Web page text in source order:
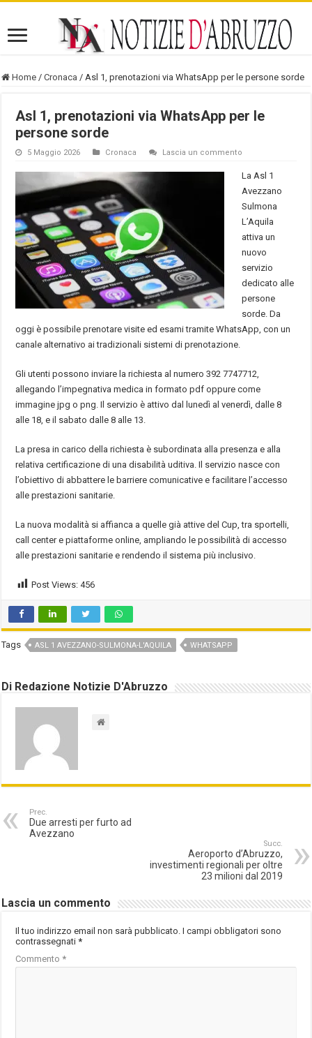
Home / Cronaca / Asl 1, prenotazioni via WhatsApp per le persone sorde
Asl 1, prenotazioni via WhatsApp per le
persone sorde
5 Maggio 2026 Cronaca Lascia un commento
La Asl 1
Avezzano
Sulmona
L’Aquila
attiva un
nuovo
servizio
dedicato alle
persone
sorde. Da
oggi è possibile prenotare visite ed esami tramite WhatsApp, con un
canale alternativo ai tradizionali sistemi di prenotazione.
Gli utenti possono inviare la richiesta al numero 392 7747712,
allegando l’impegnativa medica in formato pdf oppure come
immagine jpg o png. Il servizio è attivo dal lunedì al venerdì, dalle 8
alle 18, e il sabato dalle 8 alle 13.
La presa in carico della richiesta è subordinata alla presenza e alla
relativa certificazione di una disabilità uditiva. Il servizio nasce con
l’obiettivo di abbattere le barriere comunicative e facilitare l’accesso
alle prestazioni sanitarie.
La nuova modalità si affianca a quelle già attive del Cup, tra sportelli,
call center e piattaforme online, ampliando le possibilità di accesso
alle prestazioni sanitarie e rendendo il sistema più inclusivo.
Post Views: 456
Tags ASL 1 AVEZZANO-SULMONA-L'AQUILA WHATSAPP
Di Redazione Notizie D'Abruzzo
Prec.
Due arresti per furto ad
Avezzano
Succ.
Aeroporto d’Abruzzo,
investimenti regionali per oltre
23 milioni dal 2019
Lascia un commento
Il tuo indirizzo email non sarà pubblicato. I campi obbligatori sono
contrassegnati*
Commento*